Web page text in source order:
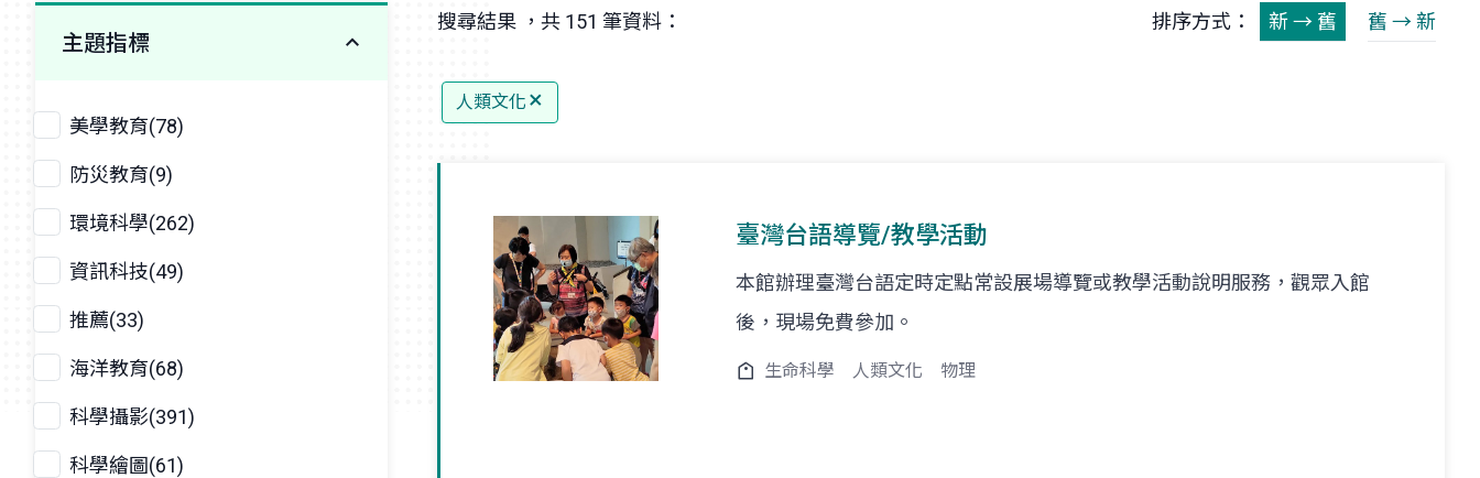
主題指標
美學教育(78)
防災教育(9)
環境科學(262)
資訊科技(49)
推薦(33)
海洋教育(68)
科學攝影(391)
科學繪圖(61)
搜尋結果 ，共 151 筆資料： 排序方式： 新 → 舊 舊 → 新
人類文化
臺灣台語導覽/教學活動
本館辦理臺灣台語定時定點常設展場導覽或教學活動說明服務，觀眾入館
後，現場免費參加。
生命科學 人類文化 物理